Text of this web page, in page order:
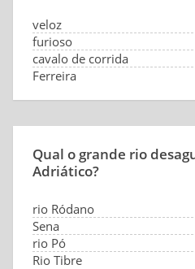
veloz
furioso
cavalo de corrida
Ferreira
Qual o grande rio
Adriático?
rio Ródano
Sena
rio Pó
Rio Tibre